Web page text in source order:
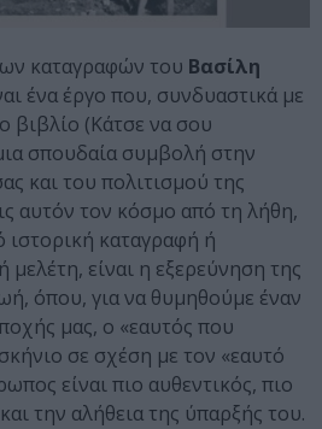
καταγραφών του Βασίλη
ένα έργο που, συνδυαστικά με
βιβλίο (Κάτσε να σου
σπουδαία συμβολή στην
και του πολιτισμού της
αυτόν τον κόσμο από τη λήθη,
καταγραφή ή
είναι η εξερεύνηση της
όπου, για να θυμηθούμε έναν
μας, ο «εαυτός που
σε σχέση με τον «εαυτό
είναι πιο αυθεντικός, πιο
την αλήθεια της ύπαρξής του.